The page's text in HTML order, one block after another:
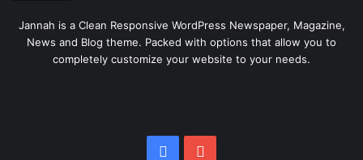
Jannah is a Clean Responsive WordPress Newspaper, Magazine,
News and Blog theme. Packed with options that allow you to
completely customize your website to your needs.
Facebook